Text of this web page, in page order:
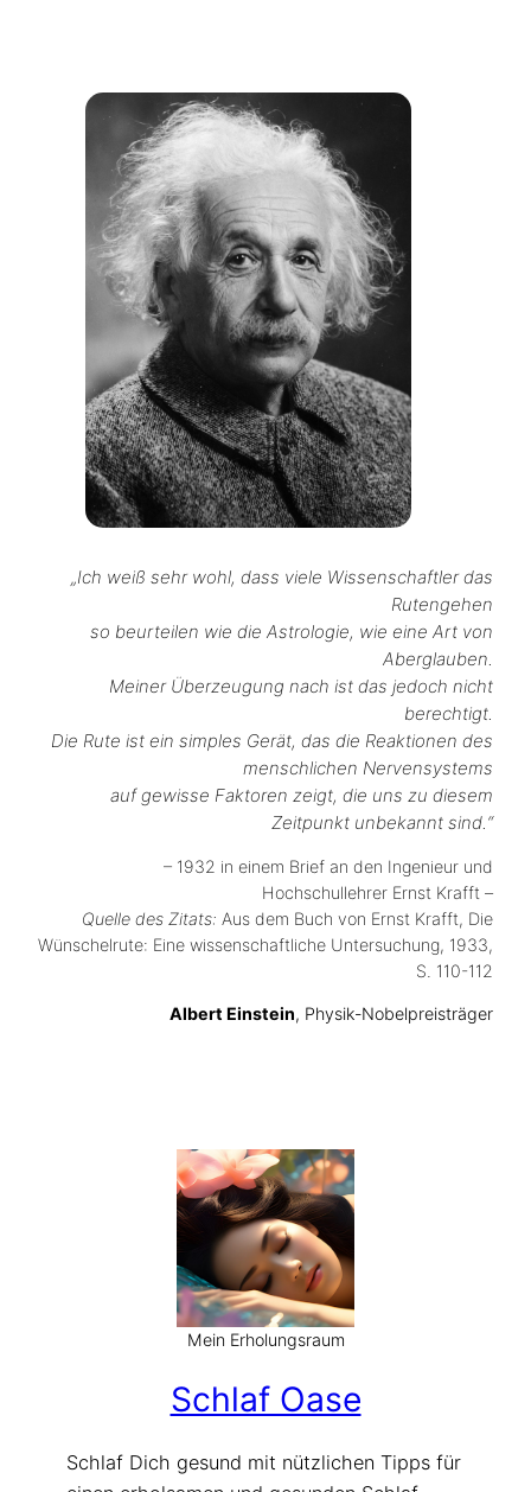
„Ich weiß sehr wohl, dass viele Wissenschaftler das
Rutengehen
so beurteilen wie die Astrologie, wie eine Art von
Aberglauben.
Meiner Überzeugung nach ist das jedoch nicht
berechtigt.
Die Rute ist ein simples Gerät, das die Reaktionen des
menschlichen Nervensystems
auf gewisse Faktoren zeigt, die uns zu diesem
Zeitpunkt unbekannt sind.“
– 1932 in einem Brief an den Ingenieur und
Hochschullehrer Ernst Krafft –
Quelle des Zitats: Aus dem Buch von Ernst Krafft, Die
Wünschelrute: Eine wissenschaftliche Untersuchung, 1933,
S. 110-112
Albert Einstein, Physik-Nobelpreisträger
Mein Erholungsraum
Schlaf Oase
Schlaf Dich gesund mit nützlichen Tipps für